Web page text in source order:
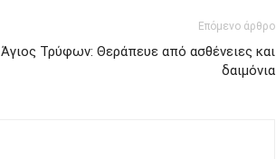
Επόμενο άρθρο
Άγιος Τρύφων: Θεράπευε από ασθένειες και
δαιμόνια